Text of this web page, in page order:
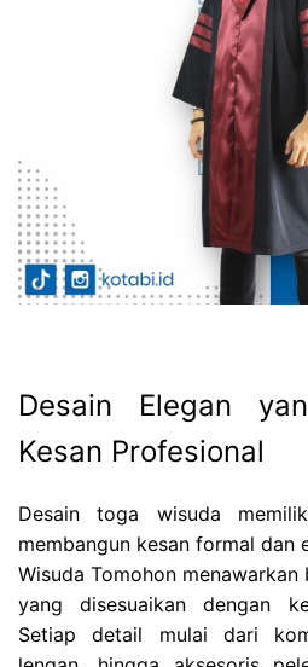
Desain Elegan
Kesan Profesional
Desain toga wisuda
membangun kesan formal dan
Wisuda Tomohon
yang disesuaikan dengan
Setiap detail mulai dari